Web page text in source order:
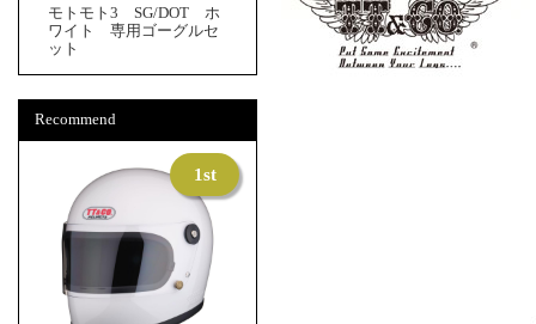
モトモト3 SG/DOT ホ
ワイト 専用ゴーグルセ
ット
Recommend